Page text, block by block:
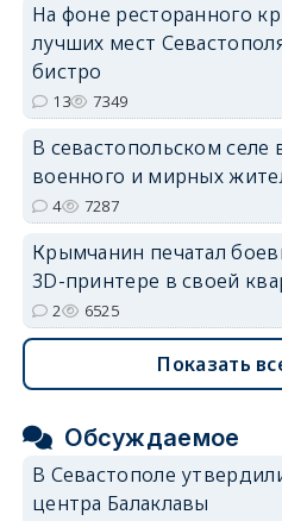
На фоне ресторанного
лучших мест
бистро
13 7349
В севастопольском
военного и мирных
4 7287
Крымчанин печатал
3D-принтере в своей
2 6525
Показать
Обсуждаемое
В Севастополе
центра Балаклавы